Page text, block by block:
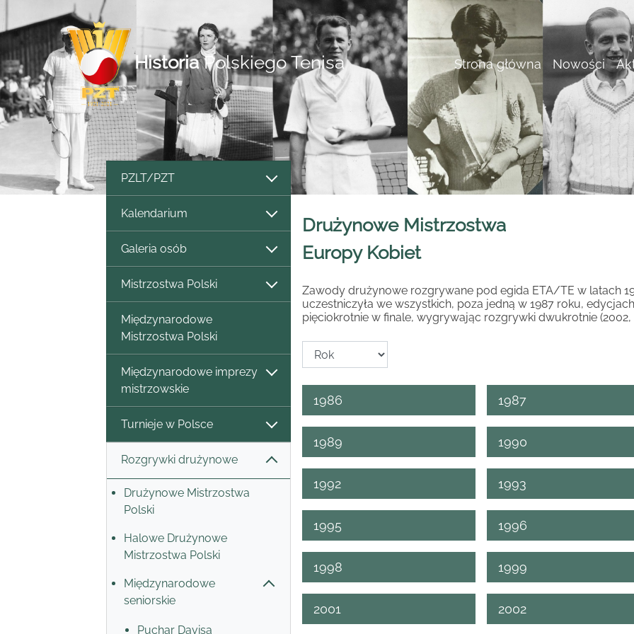
HistoriaPolskiego Tenisa Strona główna Nowości
PZLT/PZT
Kalendarium
Galeria osób
Mistrzostwa Polski
Międzynarodowe
Mistrzostwa Polski
Międzynarodowe imprezy
mistrzowskie
Turnieje w Polsce
Rozgrywki drużynowe
Drużynowe Mistrzostwa
Polski
Halowe Drużynowe
Mistrzostwa Polski
Międzynarodowe
seniorskie
Puchar Davisa
Drużynowe Mistrzostwa
Europy Kobiet
Zawody drużynowe rozgrywane pod egida ETA/TE w latach
uczestniczyła we wszystkich, poza jedną w 1987 roku,
pięciokrotnie w finale, wygrywając rozgrywki dwukrotnie (2002,
1986 1987
1989 1990
1992 1993
1995 1996
1998 1999
2001 2002